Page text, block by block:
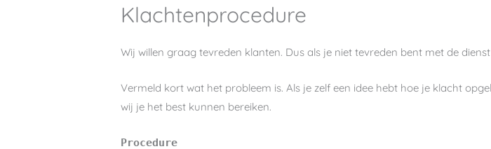
Klachtenprocedure
Wij willen graag tevreden klanten. Dus als je niet tevreden bent met de
Vermeld kort wat het probleem is. Als je zelf een idee hebt hoe je klacht
wij je het best kunnen bereiken.
Procedure